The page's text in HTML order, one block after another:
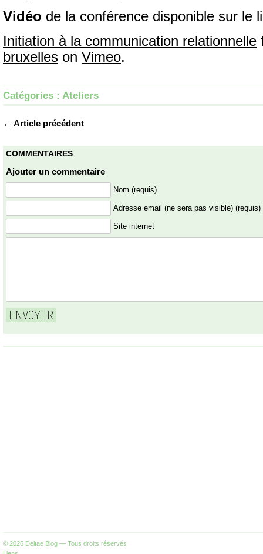
Vidéo de la conférence disponible sur le
Initiation à la communication relationnelle
bruxelles on Vimeo.
Catégories : Ateliers
← Article précédent
COMMENTAIRES
Ajouter un commentaire
Nom (requis)
Adresse email (ne sera pas visible) (requis)
Site internet
© 2026 Deltae Blog — Tous droits réservés